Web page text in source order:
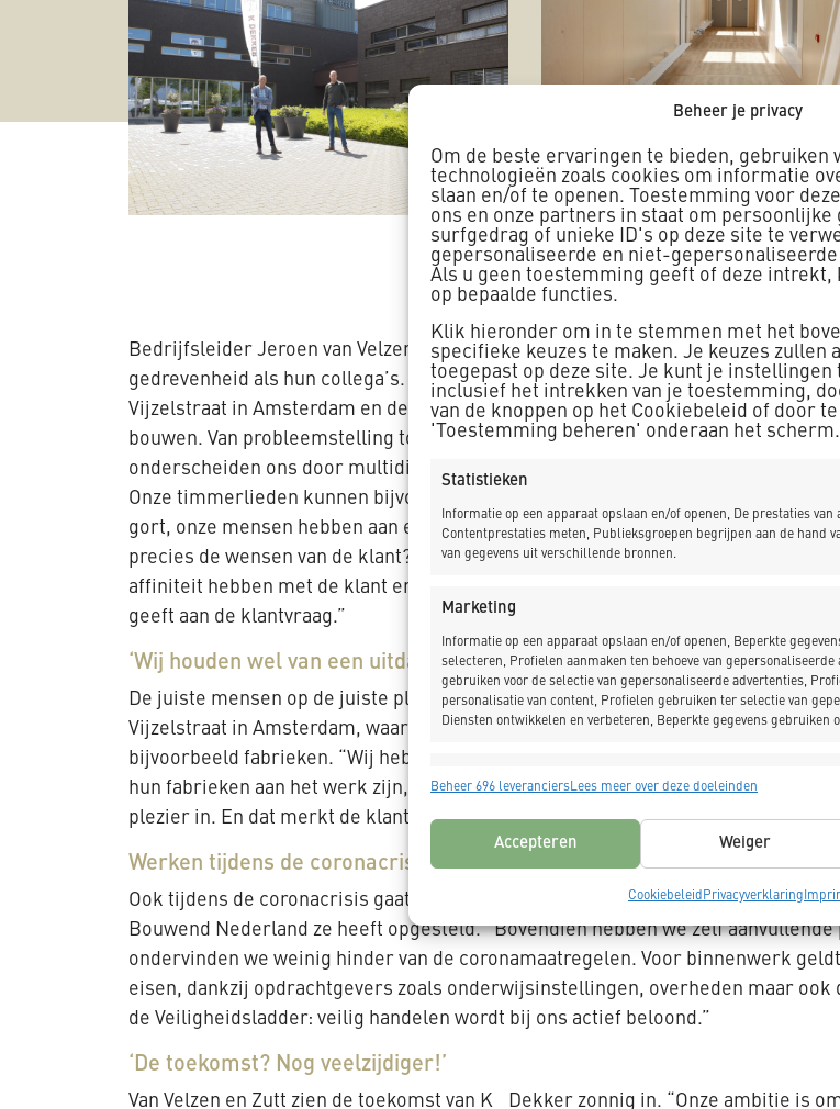
Beheer je privacy
Om de beste ervaringen te bieden, gebruiken
technologieën zoals cookies om informatie
slaan en/of te openen. Toestemming voor
ons en onze partners in staat om persoonlijke
surfgedrag of unieke ID's op deze site te
gepersonaliseerde en niet-
Als u geen toestemming geeft of deze intrekt,
op bepaalde functies.
Klik hieronder om in te stemmen met het
specifieke keuzes te maken. Je keuzes zullen
toegepast op deze site. Je kunt je
inclusief het intrekken van je toestemming,
van de knoppen op het Cookiebeleid of door
'Toestemming beheren' onderaan het scherm.
Statistieken
Informatie op een apparaat opslaan en/of openen, De prestaties van
Contentprestaties meten, Publieksgroepen begrijpen aan de hand
van gegevens uit verschillende bronnen.
Marketing
Informatie op een apparaat opslaan en/of openen, Beperkte
selecteren, Profielen aanmaken ten behoeve van
gebruiken voor de selectie van gepersonaliseerde advertenties,
personalisatie van content, Profielen gebruiken ter selectie van
Diensten ontwikkelen en verbeteren, Beperkte gegevens gebruiken
Verschillende apparaten linken, Apparaten identificeren op basis
verzonden informatie.
Zorg dragen voor beveiliging, fraude voorkomen en
fouten opsporen, Advertenties en content leveren en
Privacykeuzes opslaan en delen.
Beheer 696 leveranciersLees meer over deze doeleinden
Accepteren Weiger
Cookiebeleid Privacyverklaring
Bedrijfsleider Jeroen van Velzen en commercieel technisch manager Rick Zutt
gedrevenheid als hun collega’s. Vol vuur vertellen ze over unieke projecten
Vijzelstraat in Amsterdam en de verbouw van het Vossius College in
bouwen. Van probleemstelling tot oplevering: wij hebben alle disciplines in huis
onderscheiden ons door multidisciplinair te zijn: we doen alles in eigen beheer
Onze timmerlieden kunnen bijvoorbeeld ook funderingen voor betonbouw
gort, onze mensen hebben aan een half woord genoeg en zijn perfect op elkaar
precies de wensen van de klant? Wij zoeken bij elk nieuw project de mensen
affiniteit hebben met de klant en de aard van het project. Zo stellen we een
geeft aan de klantvraag.”
‘Wij houden wel van een uitdaging’
De juiste mensen op de juiste plek zorgt voor een kortere doorlooptijd én voor
Vijzelstraat in Amsterdam, waar het verkeer gewoon door moet kunnen blijven
bijvoorbeeld fabrieken. “Wij hebben ook opdrachtgevers in de industrie en de
hun fabrieken aan het werk zijn, moeten hun medewerkers gewoon hun werk
plezier in. En dat merkt de klant: wij denken aan de voorkant mee en zorgen
Werken tijdens de coronacrisis
Ook tijdens de coronacrisis gaat veel werk gewoon door. Van Velzen en Zutt
Bouwend Nederland ze heeft opgesteld. “Bovendien hebben we zelf
ondervinden we weinig hinder van de coronamaatregelen. Voor binnenwerk
eisen, dankzij opdrachtgevers zoals onderwijsinstellingen, overheden maar
de Veiligheidsladder: veilig handelen wordt bij ons actief beloond.”
‘De toekomst? Nog veelzijdiger!’
Van Velzen en Zutt zien de toekomst van K_ Dekker zonnig in. “Onze ambitie is